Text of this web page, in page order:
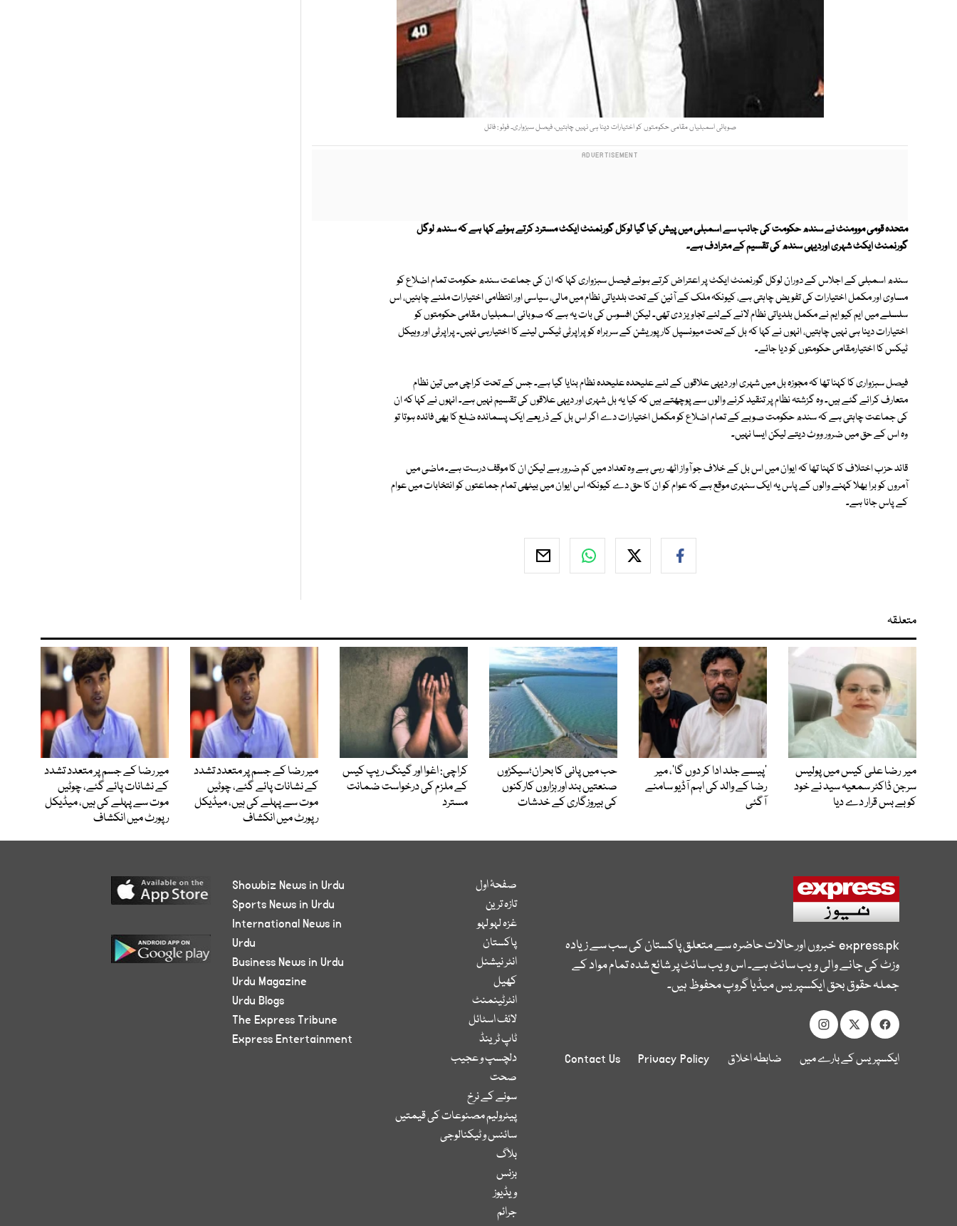
صوبائی اسمبلیاں مقامی حکومتوں کو اختیارات دینا ہی نہیں چاہتیں، فیصل سبزواری۔ فوٹو : فائل
متحدہ قومی موومنٹ نے سندھ حکومت کی جانب سے اسمبلی میں پیش کیا گیالوکل گورنمنٹ ایکٹ مسترد کرتے ہوئے کہا ہے کہ سندھ لوگل
گورنمنٹ ایکٹ شہری اوردیہی سندھ کی تقسیم کے مترادف ہے۔
سندھ اسمبلی کے اجلاس کے دوران لوکل گورنمنٹ ایکٹ پر اعتراض کرتے ہوئے فیصل سبزواری کہا کہ ان کی جماعت سندھ حکومت تمام اضلاع کو
مساوی اور مکمل اختیارات کی تفویض چاہتی ہے، کیونکہ ملک کے آئین کے تحت بلدیاتی نظام میں مالی، سیاسی اور انتظامی اختیارات ملنے چاہئیں، اس
سلسلے میں ایم کیو ایم نے مکمل بلدیاتی نظام لانے کےلئے تجاویز دی تھی۔ لیکن افسوس کی بات یہ ہے کہ صوبائی اسمبلیاں مقامی حکومتوں کو
اختیارات دینا ہی نہیں چاہتیں، انہوں نے کہا کہ بل کے تحت میونسپل کارپوریشن کے سربراہ کو پراپرٹی ٹیکس لینے کا اختیارہی نہیں۔ پراپرٹی اور وہیکل
ٹیکس کا اختیارمقامی حکومتوں کو دیا جائے۔
فیصل سبزواری کا کہنا تھا کہ مجوزہ بل میں شہری اور دیہی علاقوں کے لئے علیحدہ علیحدہ نظام بنایا گیا ہے۔ جس کے تحت کراچی میں تین نظام
متعارف کرائے گئے ہیں۔ وہ گزشتہ نظام پر تنقید کرنے والوں سے پوچھتے ہیں کہ کیا یہ بل شہری اور دیہی علاقوں کی تقسیم نہیں ہے۔ انہوں نے کہا کہ ان
کی جماعت چاہتی ہے کہ سندھ حکومت صوبے کے تمام اضلاع کو مکمل اختیارات دے اگر اس بل کے ذریعے ایک پسماندہ ضلع کا بھی فائدہ ہوتا تو
وہ اس کے حق میں ضرور ووٹ دیتے لیکن ایسا نہیں۔
قائد حزب اختلاف کا کہنا تھا کہ ایوان میں اس بل کے خلاف جو آواز اٹھ رہی ہے وہ تعداد میں کم ضرور ہے لیکن ان کا موقف درست ہے۔ ماضی میں
آمروں کو برا بھلا کہنے والوں کے پاس یہ ایک سنہری موقع ہے کہ عوام کو ان کا حق دے کیونکہ اس ایوان میں بیٹھی تمام جماعتوں کو انتخابات میں عوام
کے پاس جانا ہے۔
متعلقہ
میر رضا علی کیس میں پولیس
سرجن ڈاکٹر سمعیہ سید نے خود
کو بے بس قرار دے دیا
’پیسے جلد ادا کر دوں گا‘، میر
رضا کے والد کی اہم آڈیو سامنے
آگئی
حب میں پانی کا بحران؛سیکڑوں
صنعتیں بند اور ہزاروں کارکنوں
کی بیروزگاری کے خدشات
کراچی: اغوا اور گینگ ریپ کیس
کے ملزم کی درخواست ضمانت
مسترد
میر رضا کے جسم پر متعدد تشدد
کے نشانات پائے گئے، چوٹیں
موت سے پہلے کی ہیں، میڈیکل
رپورٹ میں انکشاف
میر رضا کے جسم پر متعدد تشدد
کے نشانات پائے گئے، چوٹیں
موت سے پہلے کی ہیں، میڈیکل
رپورٹ میں انکشاف
express.pkخبروں اور حالات حاضرہ سے متعلق پاکستان کی سب سے زیادہ
وزٹ کی جانے والی ویب سائٹ ہے۔ اس ویب سائٹ پر شائع شدہ تمام مواد کے
جملہ حقوق بحق ایکسپریس میڈیا گروپ محفوظ ہیں۔
ایکسپریس کے بارے میں ضابطہ اخلاق Privacy Policy
Contact Us
صفحۂ اول
تازہ ترین
غزہ لہو لہو
پاکستان
انٹر نیشنل
کھیل
انٹرٹینمنٹ
لائف اسٹائل
ٹاپ ٹرینڈ
دلچسپ و عجیب
صحت
سونے کے نرخ
پیٹرولیم مصنوعات کی قیمتیں
سائنس و ٹیکنالوجی
بلاگ
بزنس
ویڈیوز
جرائم
Showbiz News in Urdu
Sports News in Urdu
International News in
Urdu
Business News in Urdu
Urdu Magazine
Urdu Blogs
The Express Tribune
Express Entertainment